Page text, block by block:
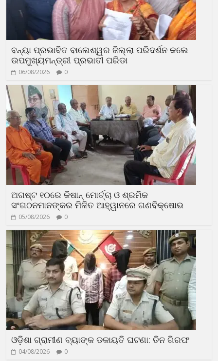
ବନ୍ୟା ପ୍ରଭାବିତ ବାଲେଶ୍ୱର ଜିଲ୍ଲା ପରିଦର୍ଶନ କଲେ
ଉପମୁଖ୍ୟମନ୍ତ୍ରୀ ପ୍ରଭାତୀ ପରିଡା
06/08/2026 0
ଅଗଷ୍ଟ ୧୦ରେ କିଷାନ୍ ମୋର୍ଚ୍ଚା ଓ ଶ୍ରମିକ
ସଂଗଠନମାନଙ୍କର ମିଳିତ ଆହ୍ୱାନରେ ଗଣବିକ୍ଷୋଭ
05/08/2026 0
ଓଡ଼ିଶା ଗ୍ରାମୀଣ ବ୍ୟାଙ୍କ ଡକାୟତି ଘଟଣା: ତିନ ଗିରଫ
04/08/2026 0